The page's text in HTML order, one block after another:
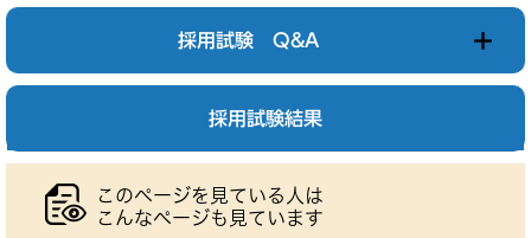
採用試験 Q&A
採用試験結果
このページを見ている人は
こんなページも見ています